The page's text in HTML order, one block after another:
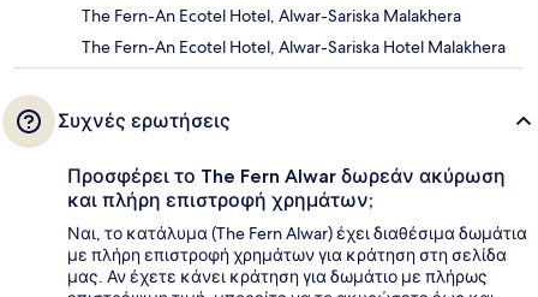
The Fern-An Ecotel Hotel, Alwar-Sariska Malakhera
The Fern-An Ecotel Hotel, Alwar-Sariska Hotel Malakhera
Συχνές ερωτήσεις
Προσφέρει το The Fern Alwar δωρεάν ακύρωση
και πλήρη επιστροφή χρημάτων;
Ναι, το κατάλυμα (The Fern Alwar) έχει διαθέσιμα δωμάτια
με πλήρη επιστροφή χρημάτων για κράτηση στη σελίδα
μας. Αν έχετε κάνει κράτηση για δωμάτιο με πλήρως